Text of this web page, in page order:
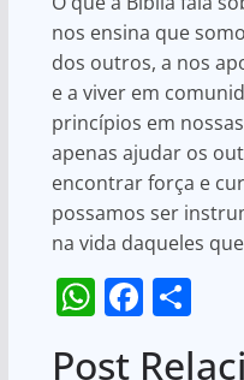
nos ensina que
dos outros, a nos
e a viver em
princípios em
apenas ajudar os
encontrar força e
possamos ser
na vida daqueles
W F S
Post